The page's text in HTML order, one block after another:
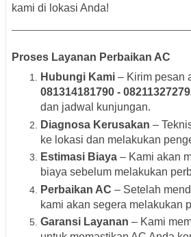
kami di lokasi Anda!
Proses Layanan Perbaikan AC
Hubungi Kami – Kirim pesan
081314181790 -
dan jadwal kunjungan.
Diagnosa Kerusakan –
ke lokasi dan melakukan
Estimasi Biaya – Kami akan
biaya sebelum melakukan
Perbaikan AC – Setelah
kami akan segera melakukan
Garansi Layanan – Kami